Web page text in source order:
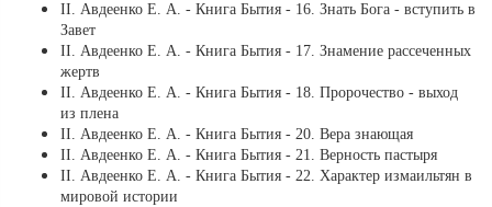
ІІ. Авдеенко Е. А. - Книга Бытия - 16. Знать Бога - вступить в
Завет
ІІ. Авдеенко Е. А. - Книга Бытия - 17. Знамение рассеченных
жертв
ІІ. Авдеенко Е. А. - Книга Бытия - 18. Пророчество - выход
из плена
ІІ. Авдеенко Е. А. - Книга Бытия - 20. Вера знающая
ІІ. Авдеенко Е. А. - Книга Бытия - 21. Верность пастыря
ІІ. Авдеенко Е. А. - Книга Бытия - 22. Характер измаильтян в
мировой истории